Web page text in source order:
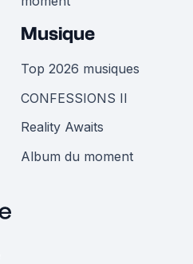
Musique
Top 2026 musiques
CONFESSIONS II
Reality Awaits
Album du moment